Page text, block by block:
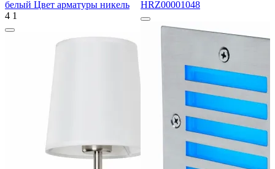
белый Цвет арматуры никель
4 1
HRZ00001048